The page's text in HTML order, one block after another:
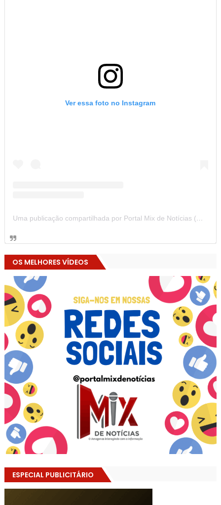
Ver essa foto no Instagram
Uma publicação compartilhada por Portal Mix de Notícias (@portalmixdenoticias)
OS MELHORES VÍDEOS
ESPECIAL PUBLICITÁRIO